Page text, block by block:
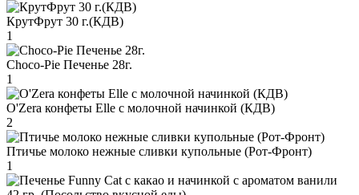
КрутФрут 30 г.(КДВ)
1
Choco-Pie Печенье 28г.
1
O'Zera конфеты Elle с молочной начинкой (КДВ)
2
Птичье молоко нежные сливки купольные (Рот-Фронт)
1